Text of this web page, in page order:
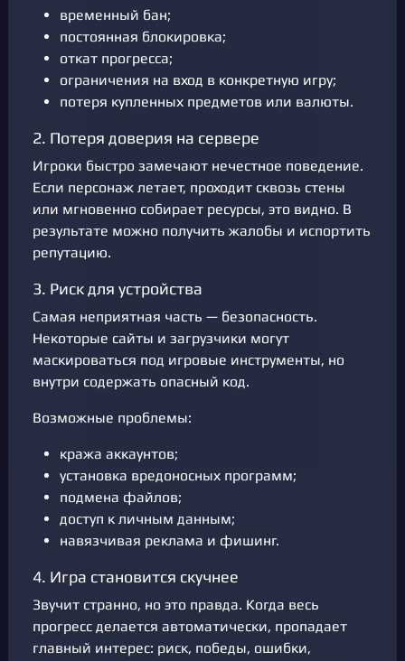
временный бан;
постоянная блокировка;
откат прогресса;
ограничения на вход в конкретную игру;
потеря купленных предметов или валюты.
2. Потеря доверия на сервере
Игроки быстро замечают нечестное поведение.
Если персонаж летает, проходит сквозь стены
или мгновенно собирает ресурсы, это видно. В
результате можно получить жалобы и испортить
репутацию.
3. Риск для устройства
Самая неприятная часть — безопасность.
Некоторые сайты и загрузчики могут
маскироваться под игровые инструменты, но
внутри содержать опасный код.
Возможные проблемы:
кража аккаунтов;
установка вредоносных программ;
подмена файлов;
доступ к личным данным;
навязчивая реклама и фишинг.
4. Игра становится скучнее
Звучит странно, но это правда. Когда весь
прогресс делается автоматически, пропадает
главный интерес: риск, победы, ошибки,